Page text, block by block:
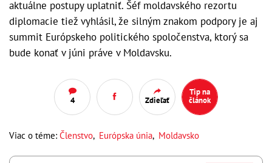
aktuálne postupy uplatniť. Šéf moldavského rezortu
diplomacie tiež vyhlásil, že silným znakom podpory je aj
summit Európskeho politického spoločenstva, ktorý sa
bude konať v júni práve v Moldavsku.
4 Zdieľať
Tip na
článok
Viac o téme: Členstvo, Európska únia, Moldavsko